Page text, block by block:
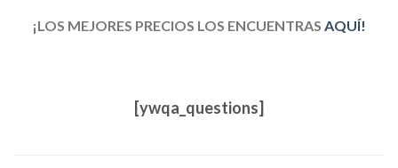
¡LOS MEJORES PRECIOS LOS ENCUENTRAS AQUÍ!
[ywqa_questions]